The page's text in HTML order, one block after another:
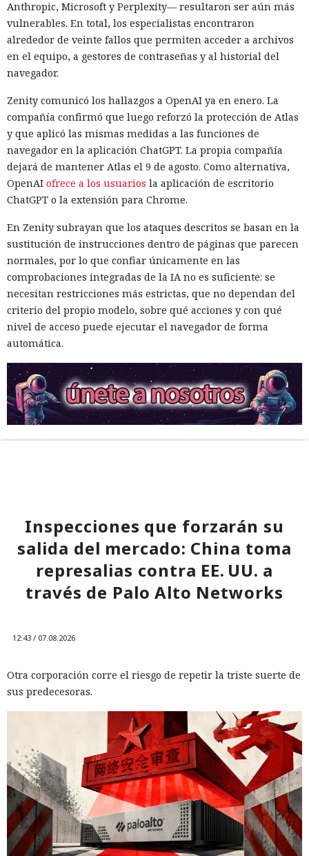
Anthropic, Microsoft y Perplexity— resultaron ser aún más
vulnerables. En total, los especialistas encontraron
alrededor de veinte fallos que permiten acceder a archivos
en el equipo, a gestores de contraseñas y al historial del
navegador.
Zenity comunicó los hallazgos a OpenAI ya en enero. La
compañía confirmó que luego reforzó la protección de Atlas
y que aplicó las mismas medidas a las funciones de
navegador en la aplicación ChatGPT. La propia compañía
dejará de mantener Atlas el 9 de agosto. Como alternativa,
OpenAI ofrece a los usuarios la aplicación de escritorio
ChatGPT o la extensión para Chrome.
En Zenity subrayan que los ataques descritos se basan en la
sustitución de instrucciones dentro de páginas que parecen
normales, por lo que confiar únicamente en las
comprobaciones integradas de la IA no es suficiente: se
necesitan restricciones más estrictas, que no dependan del
criterio del propio modelo, sobre qué acciones y con qué
nivel de acceso puede ejecutar el navegador de forma
automática.
Inspecciones que forzarán su
salida del mercado: China toma
represalias contra EE. UU. a
través de Palo Alto Networks
12:43 / 07.08.2026
Otra corporación corre el riesgo de repetir la triste suerte de
sus predecesoras.